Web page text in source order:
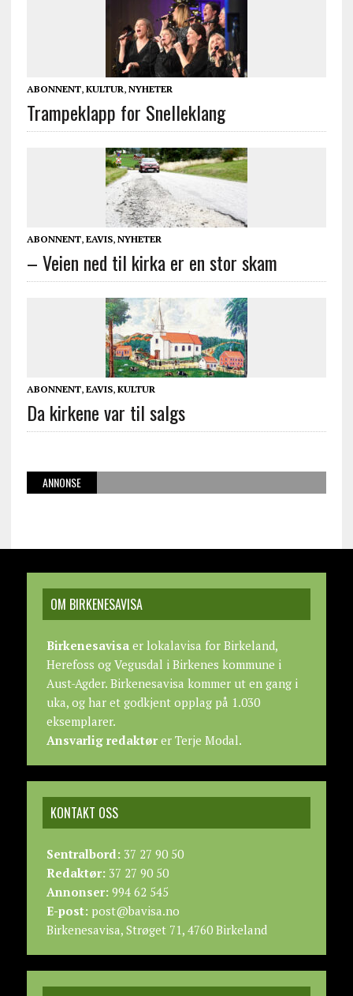
ABONNENT, KULTUR, NYHETER
Trampeklapp for Snelleklang
ABONNENT, EAVIS, NYHETER
– Veien ned til kirka er en stor skam
ABONNENT, EAVIS, KULTUR
Da kirkene var til salgs
ANNONSE
OM BIRKENESAVISA
Birkenesavisaer lokalavisa for Birkeland,
Herefoss og Vegusdal i Birkenes kommune i
Aust-Agder. Birkenesavisa kommer ut en gang i
uka, og har et godkjent opplag på 1.030
eksemplarer.
Ansvarlig redaktører Terje Modal.
KONTAKT OSS
Sentralbord:37 27 90 50
Redaktør:37 27 90 50
Annonser:994 62 545
E-post:post@bavisa.no
Birkenesavisa, Strøget 71, 4760 Birkeland